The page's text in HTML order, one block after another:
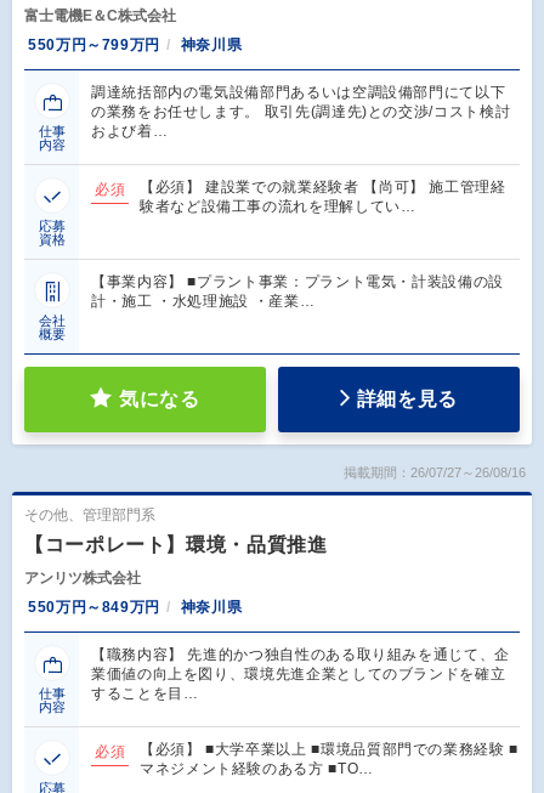
富士電機E＆C株式会社
550万円～799万円
神奈川県
仕事
内容
調達統括部内の電気設備部門あるいは空調設備部門にて以下
の業務をお任せします。 取引先(調達先)との交渉/コスト検討
および着…
応募
資格
必須
【必須】 建設業での就業経験者 【尚可】 施工管理経
験者など設備工事の流れを理解してい…
会社
概要
【事業内容】 ■プラント事業：プラント電気・計装設備の設
計・施工 ・水処理施設 ・産業…
気になる 詳細を見る
掲載期間：26/07/27～26/08/16
その他、管理部門系
【コーポレート】環境・品質推進
アンリツ株式会社
550万円～849万円
神奈川県
仕事
内容
【職務内容】 先進的かつ独自性のある取り組みを通じて、企
業価値の向上を図り、環境先進企業としてのブランドを確立
することを目…
応募
必須
【必須】 ■大学卒業以上 ■環境品質部門での業務経験 ■
マネジメント経験のある方 ■TO…